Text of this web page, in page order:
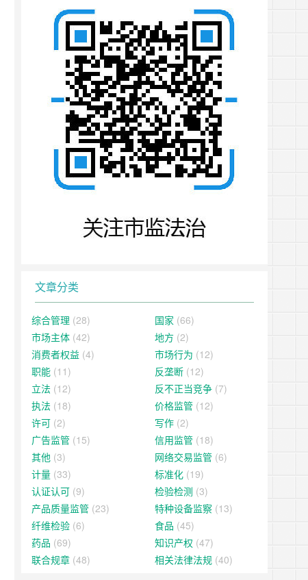
文章分类
综合管理 (28) 国家 (66)
市场主体 (42) 地方 (2)
消费者权益 (4) 市场行为 (12)
职能 (11) 反垄断 (12)
立法 (12) 反不正当竞争 (7)
执法 (18) 价格监管 (12)
许可 (2) 写作 (2)
广告监管 (15) 信用监管 (18)
其他 (3) 网络交易监管 (6)
计量 (33) 标准化 (19)
认证认可 (9) 检验检测 (3)
产品质量监管 (23) 特种设备监察 (13)
纤维检验 (6) 食品 (45)
药品 (69) 知识产权 (47)
联合规章 (48) 相关法律法规 (40)